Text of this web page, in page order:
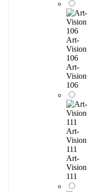
Art-
Vision
106
Art-
Vision
106
Art-
Vision
111
Art-
Vision
111